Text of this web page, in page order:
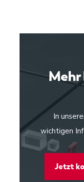
In
wichtigen
Jetzt